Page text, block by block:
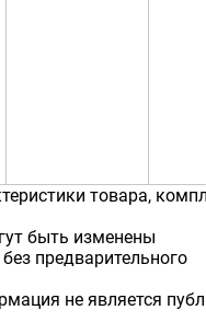
товара,
быть изменены
предварительного
не является